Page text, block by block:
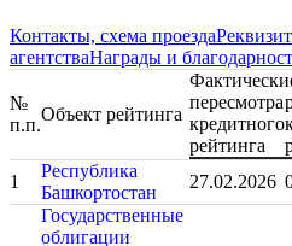
Контакты, схема проезда
агентстваНаграды и
№
п.п.
Объект рейтинга
пересмотра
кредитного
рейтинга
1
Республика
Башкортостан
27.02.2026
Государственные
облигации